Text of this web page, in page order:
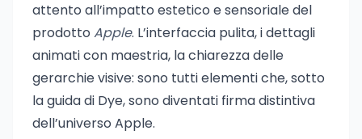
attento all’impatto estetico e sensoriale del
prodotto Apple. L’interfaccia pulita, i dettagli
animati con maestria, la chiarezza delle
gerarchie visive: sono tutti elementi che, sotto
la guida di Dye, sono diventati firma distintiva
dell’universo Apple.